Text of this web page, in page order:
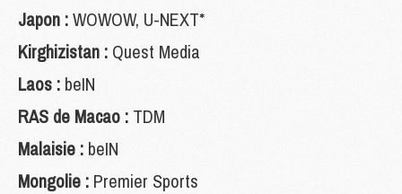
Japon :WOWOW, U-NEXT*
Kirghizistan : Quest Media
Laos : beIN
RAS de Macao : TDM
Malaisie : beIN
Mongolie : Premier Sports